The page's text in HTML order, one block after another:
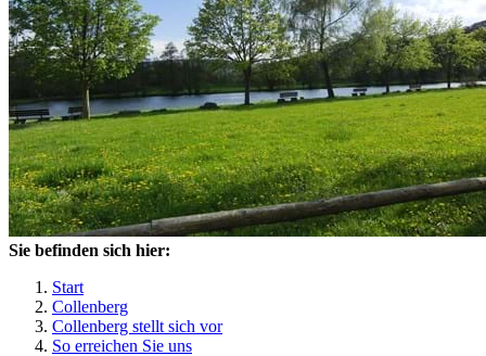
Sie befinden sich hier:
Start
Collenberg
Collenberg stellt sich vor
So erreichen Sie uns